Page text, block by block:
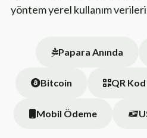
yöntem yerel kullanım
Papara Anında
Bitcoin QR Kod
Mobil Ödeme